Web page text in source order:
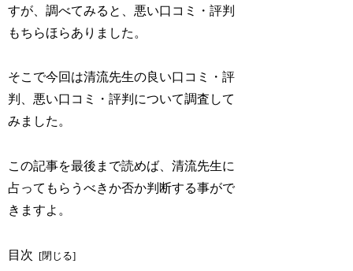
すが、調べてみると、悪い口コミ・評判
もちらほらありました。
そこで今回は清流先生の良い口コミ・評
判、悪い口コミ・評判について調査して
みました。
この記事を最後まで読めば、清流先生に
占ってもらうべきか否か判断する事がで
きますよ。
目次